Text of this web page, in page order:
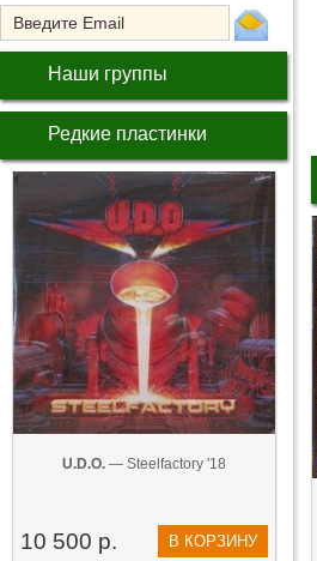
Наши группы
Редкие пластинки
U.D.O. — Steelfactory '18
10 500 р. В КОРЗИНУ